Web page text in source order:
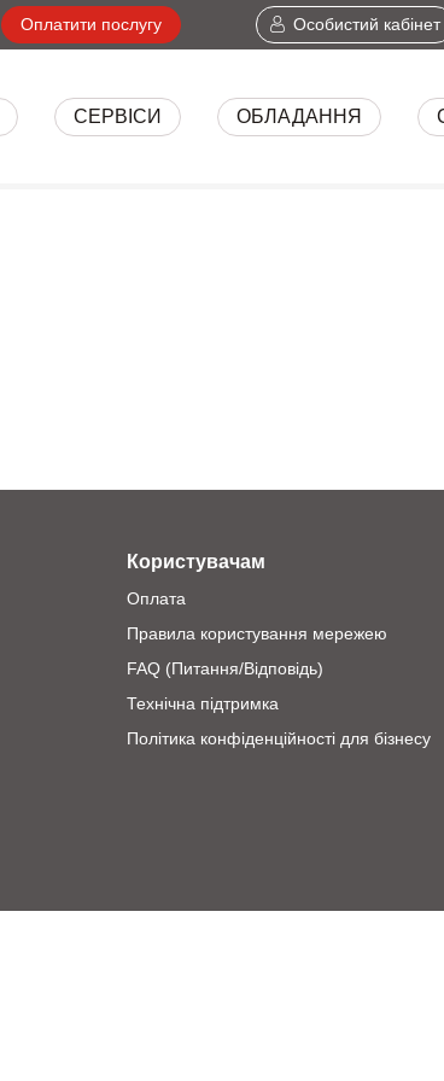
Оплатити послугу Особистий кабінет
СЕРВІСИ ОБЛАДАННЯ
Користувачам
Оплата
Правила користування мережею
FAQ (Питання/Відповідь)
Технічна підтримка
Політика конфіденційності для бізнесу